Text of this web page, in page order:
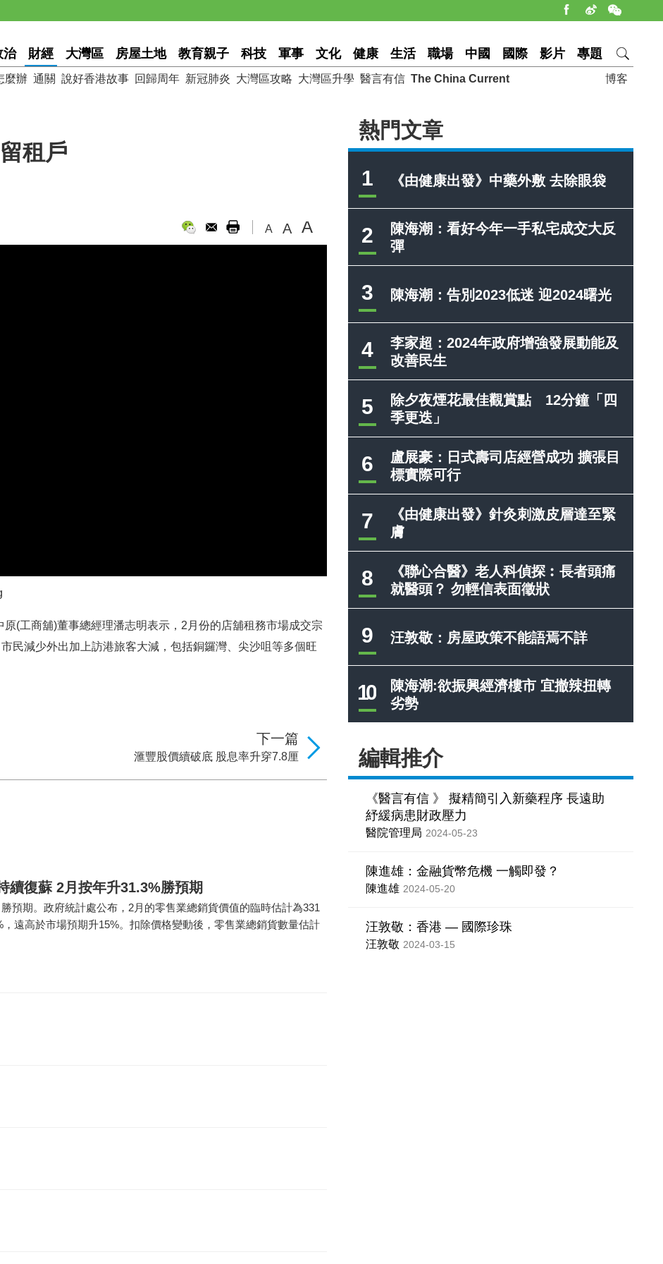
治 財經 大灣區 房屋土地 教育親子 科技 軍事 文化 健康 生活 職場 中國 國際 影片 專題
博客
麼辦 通關 說好香港故事 回歸周年 新冠肺炎 大灣區攻略 大灣區升學 醫言有信 The China Current
熱門文章
1 《由健康出發》中藥外敷 去除眼袋
2
陳海潮：看好今年一手私宅成交大反
彈
3 陳海潮：告別2023低迷 迎2024曙光
4
李家超：2024年政府增強發展動能及
改善民生
5
除夕夜煙花最佳觀賞點 12分鐘「四
季更迭」
6
盧展豪：日式壽司店經營成功 擴張目
標實際可行
7
《由健康出發》針灸刺激皮層達至緊
膚
8
《聯心合醫》老人科偵探︰長者頭痛
就醫頭？ 勿輕信表面徵狀
9 汪敦敬：房屋政策不能語焉不詳
10
陳海潮:欲振興經濟樓市 宜撤辣扭轉
劣勢
編輯推介
《醫言有信 》 擬精簡引入新藥程序 長遠助
紓緩病患財政壓力
醫院管理局 2024-05-23
陳進雄：金融貨幣危機 一觸即發？
陳進雄 2024-05-20
汪敦敬：香港 — 國際珍珠
汪敦敬 2024-03-15
租戶
A A A
(工商舖)董事總經理潘志明表示，2月份的店舖租務市場成交宗
民減少外出加上訪港旅客大減，包括銅鑼灣、尖沙咀等多個旺
下一篇
滙豐股價續破底 股息率升穿7.8厘
續復蘇 2月按年升31.3%勝預期
預期。政府統計處公布，2月的零售業總銷貨價值的臨時估計為331
，遠高於市場預期升15%。扣除價格變動後，零售業總銷貨數量估計